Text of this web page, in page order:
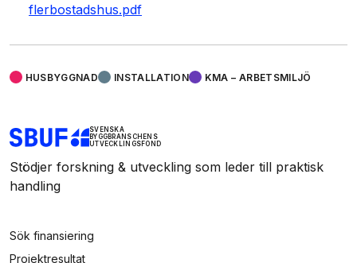
flerbostadshus.pdf
HUSBYGGNAD INSTALLATION KMA – ARBETSMILJÖ
SVENSKA
BYGGBRANSCHENS
UTVECKLINGSFOND
Stödjer forskning & utveckling som leder till praktisk
handling
Sök finansiering
Projektresultat